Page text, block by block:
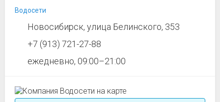
Водосети
Новосибирск, улица Белинского, 353
+7 (913) 721-27-88
ежедневно, 09:00–21:00